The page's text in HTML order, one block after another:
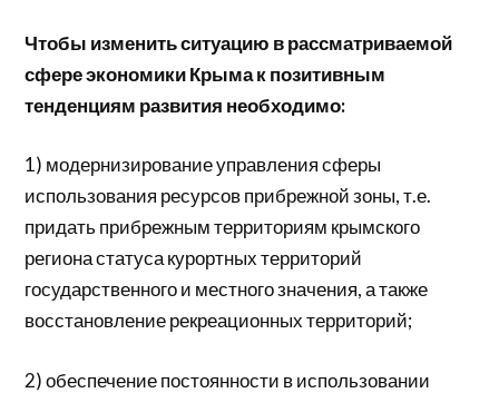
Чтобы изменить ситуацию в рассматриваемой
сфере экономики Крыма к позитивным
тенденциям развития необходимо:
1) модернизирование управления сферы
использования ресурсов прибрежной зоны, т.е.
придать прибрежным территориям крымского
региона статуса курортных территорий
государственного и местного значения, а также
восстановление рекреационных территорий;
2) обеспечение постоянности в использовании